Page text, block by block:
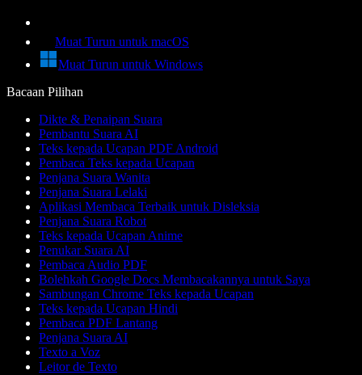
Muat Turun untuk macOS
Muat Turun untuk Windows
Bacaan Pilihan
Dikte & Penaipan Suara
Pembantu Suara AI
Teks kepada Ucapan PDF Android
Pembaca Teks kepada Ucapan
Penjana Suara Wanita
Penjana Suara Lelaki
Aplikasi Membaca Terbaik untuk Disleksia
Penjana Suara Robot
Teks kepada Ucapan Anime
Penukar Suara AI
Pembaca Audio PDF
Bolehkah Google Docs Membacakannya untuk Saya
Sambungan Chrome Teks kepada Ucapan
Teks kepada Ucapan Hindi
Pembaca PDF Lantang
Penjana Suara AI
Texto a Voz
Leitor de Texto